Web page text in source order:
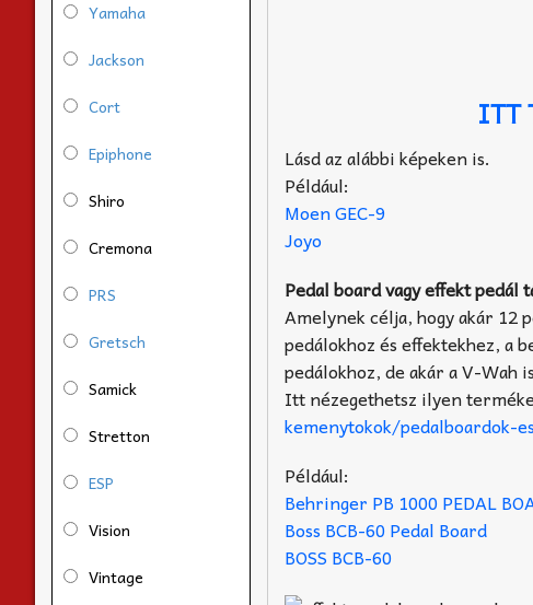
ITT
Lásd az alábbi képeken is.
Például:
Moen GEC-9
Joyo
Pedal board vagy effekt pedál
Amelynek célja, hogy akár 12
pedálokhoz és effektekhez, a
pedálokhoz, de akár a V-Wah
Itt nézegethetsz ilyen
kemenytokok/pedalboardok-
Például:
Behringer PB 1000 PEDAL
Boss BCB-60 Pedal Board
BOSS BCB-60
Yamaha
Jackson
Cort
Epiphone
Shiro
Cremona
PRS
Gretsch
Samick
Stretton
ESP
Vision
Vintage